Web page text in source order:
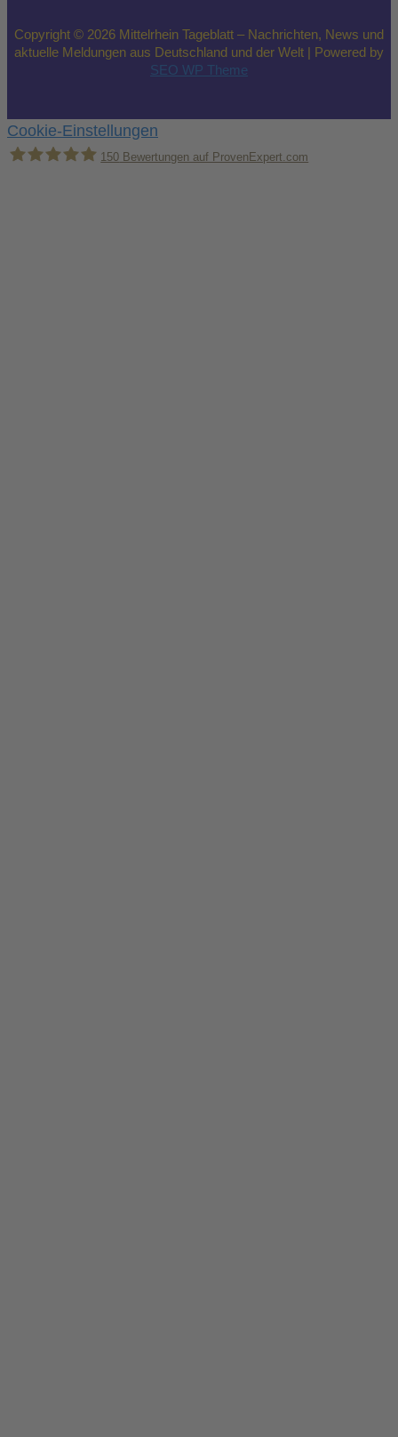
Copyright © 2026 Mittelrhein Tageblatt – Nachrichten, News und
aktuelle Meldungen aus Deutschland und der Welt | Powered by
SEO WP Theme
Cookie-Einstellungen
150 Bewertungen auf ProvenExpert.com